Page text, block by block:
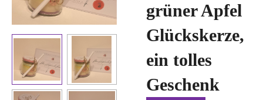
grüner Apfel
Glückskerze,
ein tolles
Geschenk